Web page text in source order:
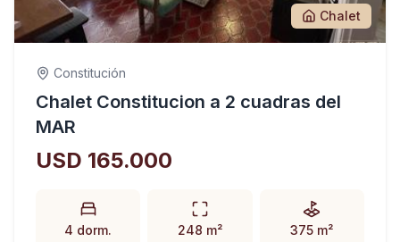
Chalet
Constitución
Chalet Constitucion a 2 cuadras del
MAR
USD 165.000
4 dorm. 248 m² 375 m²